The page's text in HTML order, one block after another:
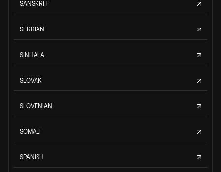
SANSKRIT
SERBIAN
SINHALA
SLOVAK
SLOVENIAN
SOMALI
SPANISH